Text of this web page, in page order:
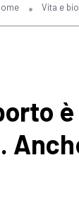
Vita e
è